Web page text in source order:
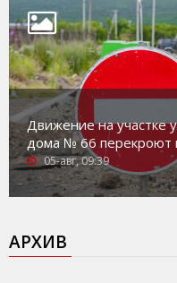
Движение на участке
дома № 66 перекроют
05-авг, 09:39
АРХИВ